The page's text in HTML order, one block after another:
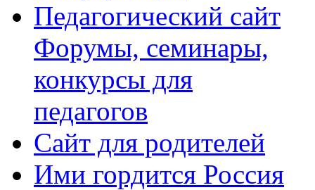
Педагогический сайт
Форумы, семинары,
конкурсы для
педагогов
Сайт для родителей
Ими гордится Россия